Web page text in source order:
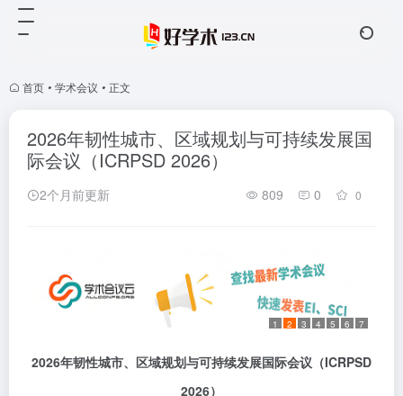
首页 • 学术会议 • 正文
2026年韧性城市、区域规划与可持续发展国
际会议（ICRPSD 2026）
2个月前更新 809 0 0
1 2 3 4 5 6 7
2026年韧性城市、区域规划与可持续发展国际会议（ICRPSD
2026）